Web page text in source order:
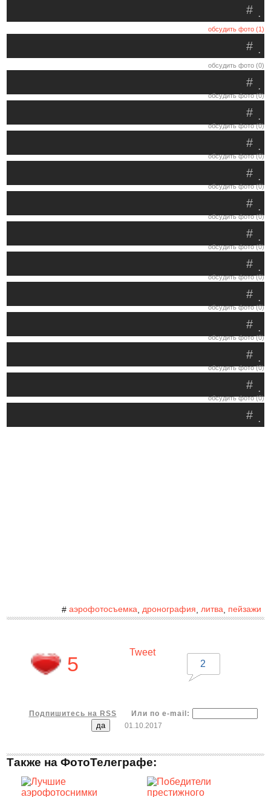
.
#
обсудить фото (1)
.
#
обсудить фото (0)
.
#
обсудить фото (0)
.
#
обсудить фото (0)
.
#
обсудить фото (0)
.
#
обсудить фото (0)
.
#
обсудить фото (0)
.
#
обсудить фото (0)
.
#
обсудить фото (0)
.
#
обсудить фото (0)
.
#
обсудить фото (0)
.
#
обсудить фото (0)
.
#
обсудить фото (0)
.
#
# аэрофотосъемка, дронография литва, пейзажи
5
Tweet
2
Подпишитесь на RSS
Или по e-mail:
01.10.2017
Также на ФотоТелеграфе: